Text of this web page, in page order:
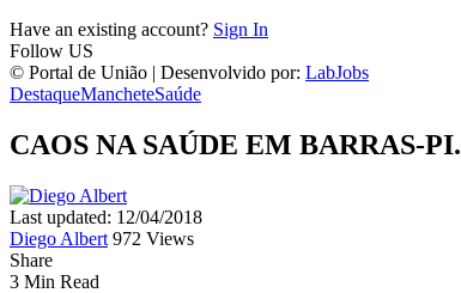
Have an existing account? Sign In
Follow US
© Portal de União | Desenvolvido por: LabJobs
DestaqueMancheteSaúde
CAOS NA SAÚDE EM BARRAS-PI.
Last updated: 12/04/2018
Diego Albert 972 Views
Share
3 Min Read